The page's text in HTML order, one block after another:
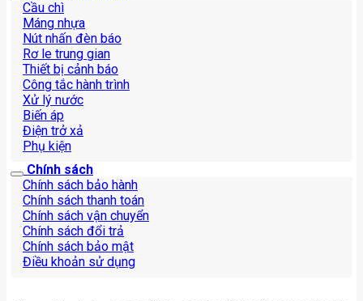
Cầu chì
Máng nhựa
Nút nhấn đèn báo
Rơ le trung gian
Thiết bị cảnh báo
Công tắc hành trình
Xử lý nước
Biến áp
Điện trở xả
Phụ kiện
Chính sách
Chính sách bảo hành
Chính sách thanh toán
Chính sách vận chuyển
Chính sách đổi trả
Chính sách bảo mật
Điều khoản sử dụng